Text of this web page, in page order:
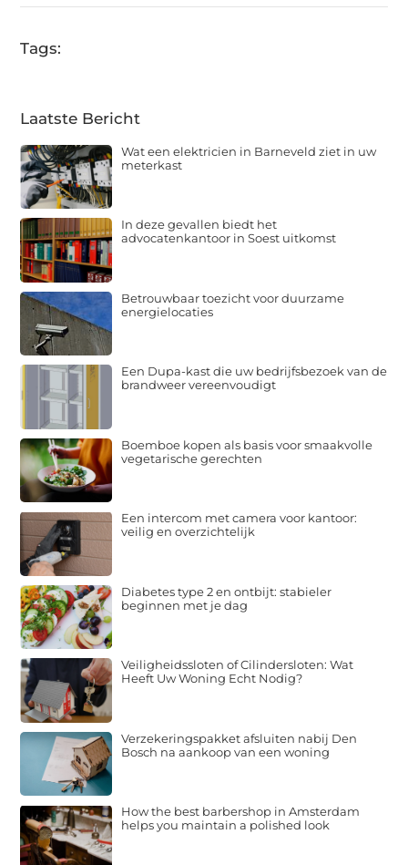
Tags:
Laatste Bericht
Wat een elektricien in Barneveld ziet in uw
meterkast
In deze gevallen biedt het
advocatenkantoor in Soest uitkomst
Betrouwbaar toezicht voor duurzame
energielocaties
Een Dupa-kast die uw bedrijfsbezoek van de
brandweer vereenvoudigt
Boemboe kopen als basis voor smaakvolle
vegetarische gerechten
Een intercom met camera voor kantoor:
veilig en overzichtelijk
Diabetes type 2 en ontbijt: stabieler
beginnen met je dag
Veiligheidssloten of Cilindersloten: Wat
Heeft Uw Woning Echt Nodig?
Verzekeringspakket afsluiten nabij Den
Bosch na aankoop van een woning
How the best barbershop in Amsterdam
helps you maintain a polished look